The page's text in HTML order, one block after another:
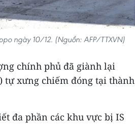
ngày 10/12. (Nguồn: AFP/TTXVN)
chính phủ đã giành lại
tự xưng chiếm đóng tại thành
đa phần các khu vực bị IS